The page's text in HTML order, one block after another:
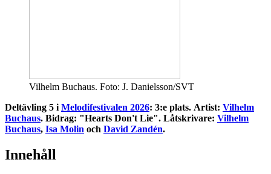
Vilhelm Buchaus. Foto: J. Danielsson/SVT
Deltävling 5 i Melodifestivalen 2026: 3:e plats. Artist: Vilhelm
Buchaus. Bidrag: "Hearts Don't Lie". Låtskrivare: Vilhelm
Buchaus, Isa Molin och David Zandén.
Innehåll